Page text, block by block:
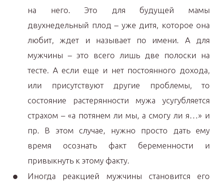
на него. Это для будущей мамы
двухнедельный плод – уже дитя, которое она
любит, ждет и называет по имени. А для
мужчины – это всего лишь две полоски на
тесте. А если еще и нет постоянного дохода,
или присутствуют другие проблемы, то
состояние растерянности мужа усугубляется
страхом – «а потянем ли мы, а смогу ли я…» и
пр. В этом случае, нужно просто дать ему
время осознать факт беременности и
привыкнуть к этому факту.
Иногда реакцией мужчины становится его